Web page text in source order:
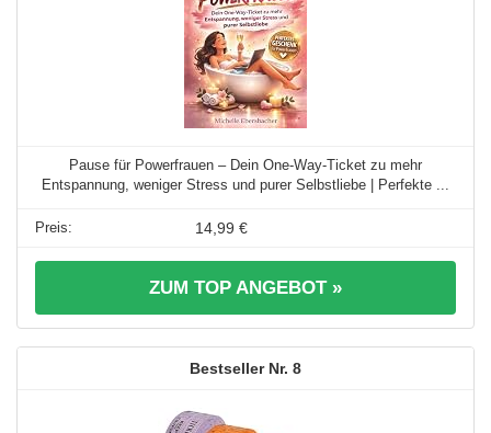
Pause für Powerfrauen – Dein One-Way-Ticket zu mehr
Entspannung, weniger Stress und purer Selbstliebe | Perfekte ...
14,99 €
ZUM TOP ANGEBOT »
8